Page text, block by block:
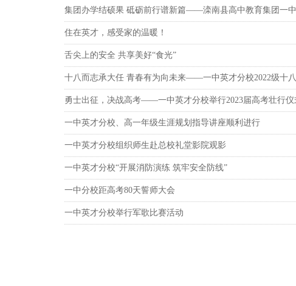
集团办学结硕果 砥砺前行谱新篇——滦南县高中教育集团一
住在英才，感受家的温暖！
舌尖上的安全 共享美好“食光”
十八而志承大任 青春有为向未来——一中英才分校2022级十
勇士出征，决战高考——一中英才分校举行2023届高考壮行仪
一中英才分校、高一年级生涯规划指导讲座顺利进行
一中英才分校组织师生赴总校礼堂影院观影
一中英才分校“开展消防演练 筑牢安全防线”
一中分校距高考80天誓师大会
一中英才分校举行军歌比赛活动